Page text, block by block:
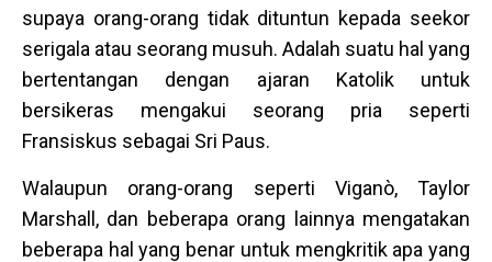
supaya orang-orang tidak dituntun kepada seekor
serigala atau seorang musuh. Adalah suatu hal yang
bertentangan dengan ajaran Katolik untuk
bersikeras mengakui seorang pria seperti
Fransiskus sebagai Sri Paus.
Walaupun orang-orang seperti Viganò, Taylor
Marshall, dan beberapa orang lainnya mengatakan
beberapa hal yang benar untuk mengkritik apa yang